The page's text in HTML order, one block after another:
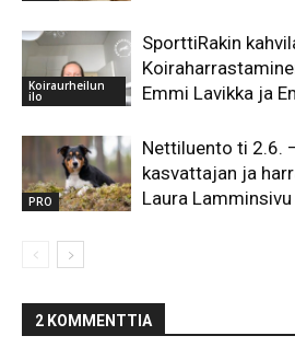
Koiraurheilun
ilo
SporttiRakin
Emmi Lavikka ja
PRO
Nettiluento ti 2.6.
kasvattajan ja
Laura Lamminsivu
2 KOMMENTTIA